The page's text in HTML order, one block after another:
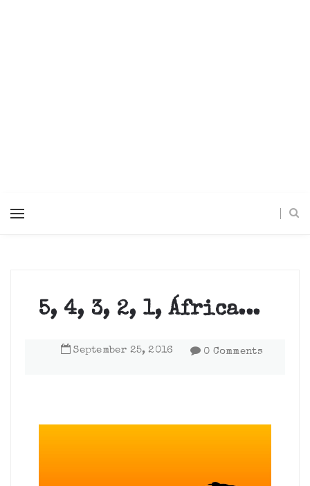
5, 4, 3, 2, 1, África...
September 25,2016 0 Comments